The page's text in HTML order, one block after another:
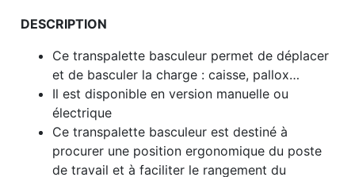
DESCRIPTION
Ce transpalette basculeur permet de déplacer
et de basculer la charge : caisse, pallox…
Il est disponible en version manuelle ou
électrique
Ce transpalette basculeur est destiné à
procurer une position ergonomique du poste
de travail et à faciliter le rangement du